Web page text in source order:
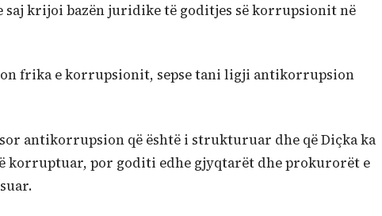
saj krijoi bazën juridike të goditjes së korrupsionit në
frika e korrupsionit, sepse tani ligji antikorrupsion
antikorrupsion që është i strukturuar dhe që Diçka ka
korruptuar, por goditi edhe gjyqtarët dhe prokurorët e